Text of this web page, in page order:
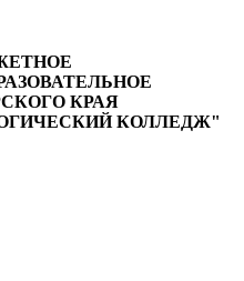
КРАЯ
КОЛЛЕДЖ"